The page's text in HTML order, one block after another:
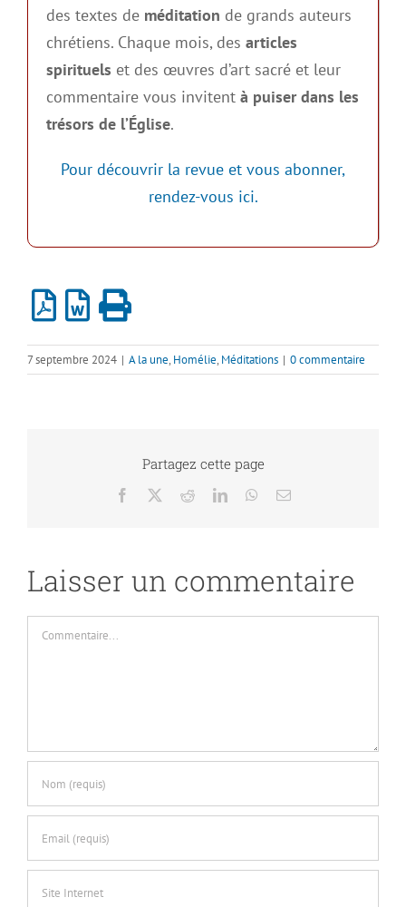
des textes de méditation de grands auteurs
chrétiens. Chaque mois, desarticles
spirituels et des œuvres d’art sacré et leur
commentaire vous invitentà puiser dans les
trésors de l’Église.
Pour découvrir la revue et vous abonner,
rendez-vous ici.
7 septembre 2024 | A la une, Homélie, Méditations | 0 commentaire
Partagez cette page
Facebook RedditLinkedInWhatsApp
Email
Laisser un commentaire
Commentaire